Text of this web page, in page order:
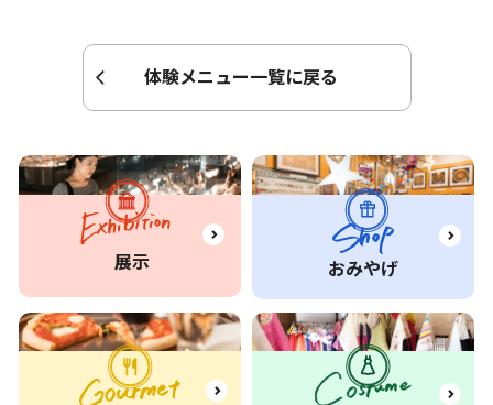
体験メニュー一覧に戻る
展示 おみやげ